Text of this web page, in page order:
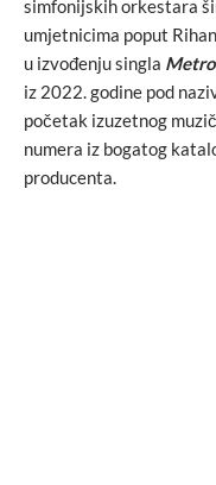
simfonijskih orkestara
umjetnicima poput
u izvođenju singla
iz 2022. godine pod
početak izuzetnog
numera iz bogatog
producenta.